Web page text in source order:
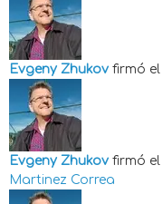
Evgeny Zhukov firmó el
Evgeny Zhukov firmó el
Martinez Correa